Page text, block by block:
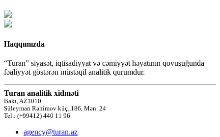
Haqqımızda
“Turan” siyasət, iqtisadiyyat və cəmiyyət həyatının qovuşuğunda
fəaliyyət göstərən müstəqil analitik qurumdur.
Turan analitik xidməti
Bakı, AZ1010
Süleyman Rəhimov küç.,186, Mən. 24
Tel.: (+99412) 440 11 96
agency@turan.az